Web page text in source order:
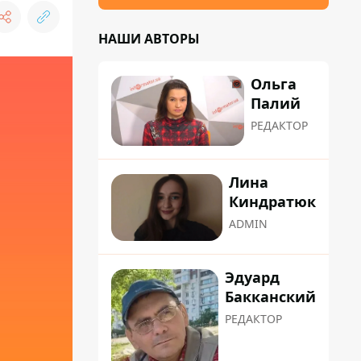
НАШИ АВТОРЫ
Ольга
Палий
РЕДАКТОР
Лина
Киндратюк
ADMIN
Эдуард
Бакканский
РЕДАКТОР